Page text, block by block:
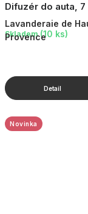
Difuzér do auta, 7
Lavanderaie de
Provence
Skladem (10 ks)
Novinka